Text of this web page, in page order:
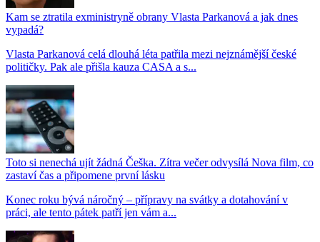
Kam se ztratila exministryně obrany Vlasta Parkanová a jak dnes
vypadá?
Vlasta Parkanová celá dlouhá léta patřila mezi nejznámější české
političky. Pak ale přišla kauza CASA a s...
Toto si nenechá ujít žádná Češka. Zítra večer odvysílá Nova film, co
zastaví čas a připomene první lásku
Konec roku bývá náročný – přípravy na svátky a dotahování v
práci, ale tento pátek patří jen vám a...